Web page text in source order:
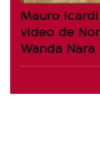
Mauro
video de
Wanda Nara